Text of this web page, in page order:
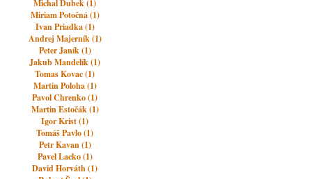
Michal Ďubek (1)
Miriam Potočná (1)
Ivan Priadka (1)
Andrej Majerník (1)
Peter Janík (1)
Jakub Mandelík (1)
Tomas Kovac (1)
Martin Poloha (1)
Pavol Chrenko (1)
Martin Estočák (1)
Igor Krist (1)
Tomáš Pavlo (1)
Petr Kavan (1)
Pavel Lacko (1)
David Horváth (1)